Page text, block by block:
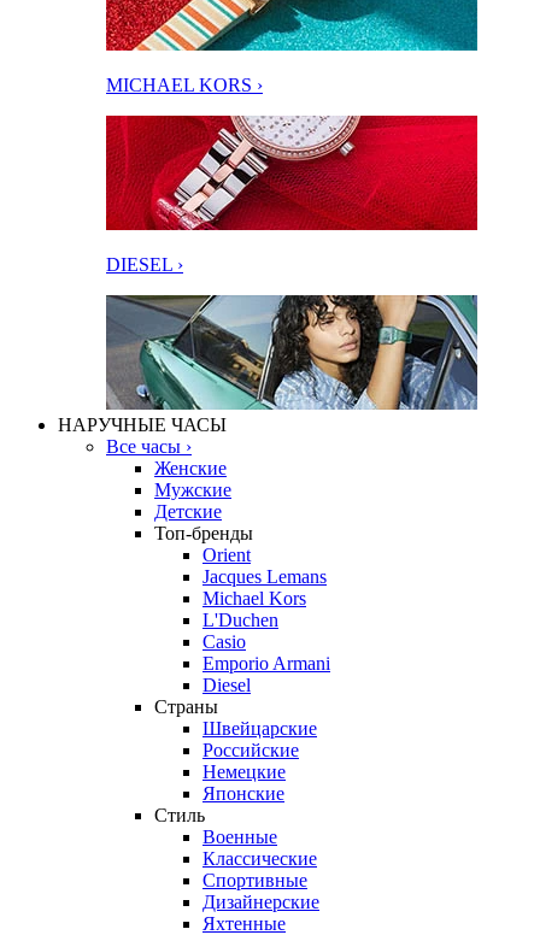
MICHAEL KORS ›
DIESEL ›
НАРУЧНЫЕ ЧАСЫ
Все часы ›
Женские
Мужские
Детские
Топ-бренды
Orient
Jacques Lemans
Michael Kors
L'Duchen
Casio
Emporio Armani
Diesel
Страны
Швейцарские
Российские
Немецкие
Японские
Стиль
Военные
Классические
Спортивные
Дизайнерские
Яхтенные